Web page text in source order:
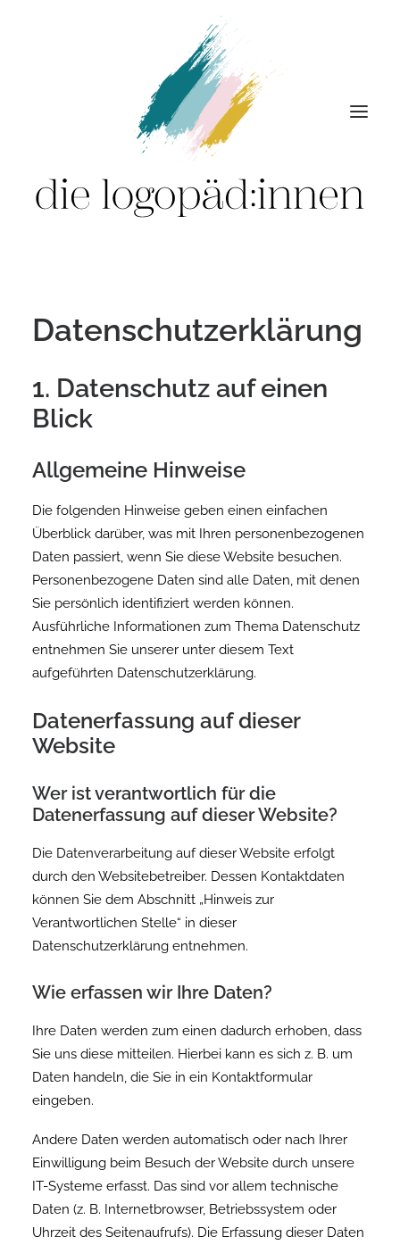
Team
Karriere
Kontakt
Datenschutzerklärung
1. Datenschutz auf einen
Blick
Allgemeine Hinweise
Die folgenden Hinweise geben einen einfachen
Überblick darüber, was mit Ihren personenbezogenen
Daten passiert, wenn Sie diese Website besuchen.
Personenbezogene Daten sind alle Daten, mit denen
Sie persönlich identifiziert werden können.
Ausführliche Informationen zum Thema Datenschutz
entnehmen Sie unserer unter diesem Text
aufgeführten Datenschutzerklärung.
Datenerfassung auf dieser
Website
Wer ist verantwortlich für die
Datenerfassung auf dieser Website?
Die Datenverarbeitung auf dieser Website erfolgt
durch den Websitebetreiber. Dessen Kontaktdaten
können Sie dem Abschnitt „Hinweis zur
Verantwortlichen Stelle“ in dieser
Datenschutzerklärung entnehmen.
Wie erfassen wir Ihre Daten?
Ihre Daten werden zum einen dadurch erhoben, dass
Sie uns diese mitteilen. Hierbei kann es sich z. B. um
Daten handeln, die Sie in ein Kontaktformular
eingeben.
Andere Daten werden automatisch oder nach Ihrer
Einwilligung beim Besuch der Website durch unsere
IT-Systeme erfasst. Das sind vor allem technische
Daten (z. B. Internetbrowser, Betriebssystem oder
Uhrzeit des Seitenaufrufs). Die Erfassung dieser Daten